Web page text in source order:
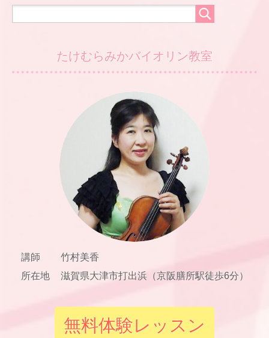
たけむらみかバイオリン教室
講師
竹村美香
所在地
滋賀県大津市打出浜（京阪膳所駅徒歩6分）
無料体験レッスン